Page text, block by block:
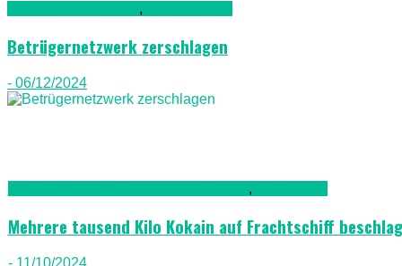
,
Betrügernetzwerk zerschlagen
- 06/12/2024
,
Mehrere tausend Kilo Kokain auf Frachtschiff
- 11/10/2024